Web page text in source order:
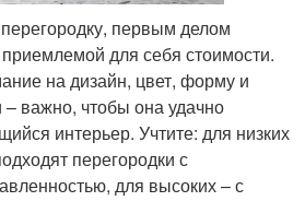
первым делом
для себя стоимости.
на дизайн, цвет, форму и
– важно, чтобы она удачно
интерьер. Учтите: для низких
перегородки с
для высоких – с